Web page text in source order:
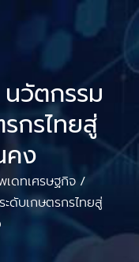
นวัตกรรม
กรไทยสู่
คง
เดทเศรษฐกิจ /
ดับเกษตรกรไทยสู่